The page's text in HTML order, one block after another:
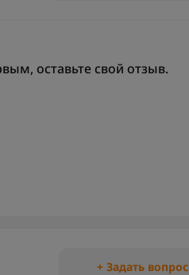
оставьте свой отзыв.
+ Задать вопрос